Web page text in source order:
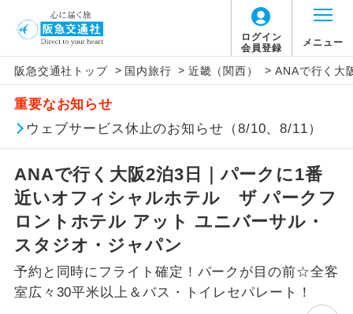
ログイン
会員登録
メニュー
阪急交通社トップ > 国内旅行 > 近畿（関西） > ANAで行く大
重要なお知らせ
ウェブサービス休止のお知らせ（8/10、8/11）
ANAで行く大阪2泊3日｜パークに1番
近いオフィシャルホテル ザ パークフ
ロントホテル アット ユニバーサル・
スタジオ・ジャパン
予約と同時にフライト確定！パークが目の前☆全客
室広々30平米以上＆バス・トイレセパレート！
アイコン 説明
添乗員同行
往路出発空港（駅）から復路到着空港
（駅）まで同行します。
現地添乗員同
行
現地到着空港（駅）から最終日出発空港
（駅）まで添乗員が同行します。
バスガイド乗
務
バスガイドが乗務し、車内での観光案内
があります。
新コース 初登場のコースです。
「価格変動型ツアー」に関するご案内
価格変動型ツアーとは
賃」を利用したツアーです。
お申し込み時期・ご利用便の空席状況に
よって料金が変動いたします。
以下の注意事項をあらかじめご了承いただき
ますようお願いいたします。